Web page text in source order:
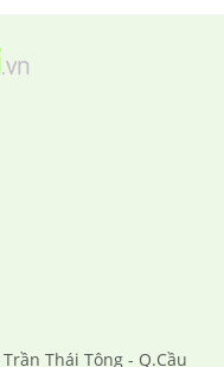
Thái Tông - Q.Cầu